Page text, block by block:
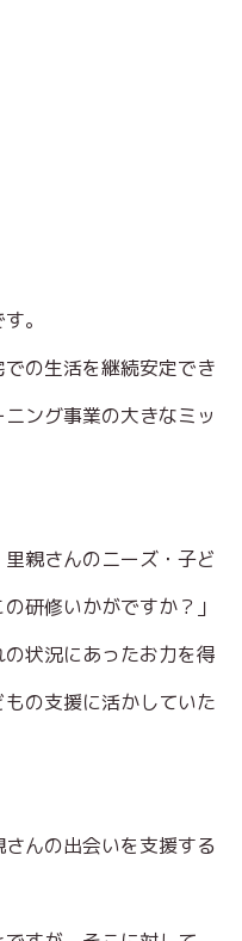
。
の生活を継続安定でき
ング事業の大きなミッ
親さんのニーズ・子ど
研修いかがですか？」
状況にあったお力を得
の支援に活かしていた
んの出会いを支援する